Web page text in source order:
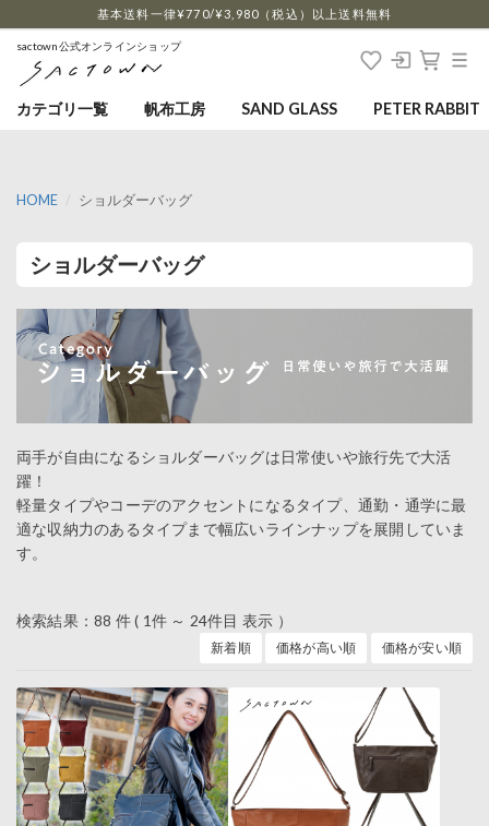
基本送料一律¥770/¥3,980（税込）以上送料無料
sactown公式オンラインショップ
カテゴリ一覧 帆布工房 SAND GLASS PETER RABBIT
HOME ショルダーバッグ
ショルダーバッグ
両手が自由になるショルダーバッグは日常使いや旅行先で大活
躍！
軽量タイプやコーデのアクセントになるタイプ、通勤・通学に最
適な収納力のあるタイプまで幅広いラインナップを展開していま
す。
検索結果：88 件 ( 1件 ～ 24件目 表示 ）
新着順 価格が高い順 価格が安い順